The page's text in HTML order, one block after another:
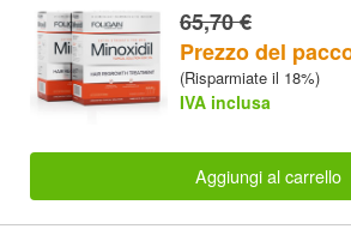
65,70 €
Prezzo del
(Risparmiate il 18%)
IVA inclusa
Aggiungi al carrello